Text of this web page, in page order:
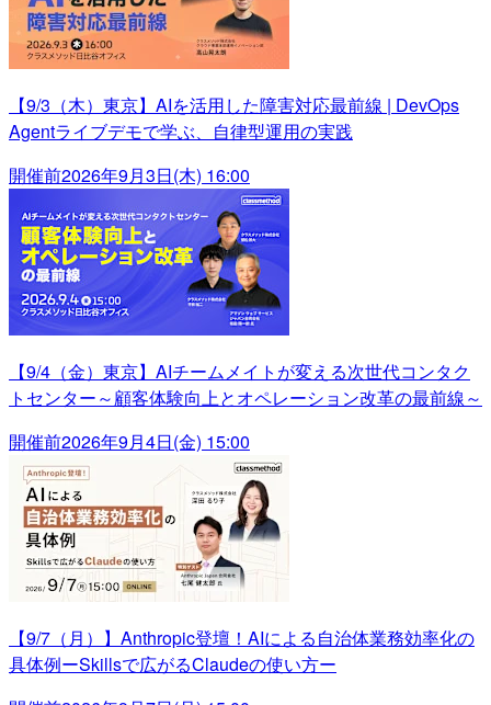
【9/3（木）東京】AIを活用した障害対応最前線 | DevOps
Agentライブデモで学ぶ、自律型運用の実践
開催前2026年9月3日(木) 16:00
【9/4（金）東京】AIチームメイトが変える次世代コンタク
トセンター～顧客体験向上とオペレーション改革の最前線～
開催前2026年9月4日(金) 15:00
【9/7（月）】Anthropic登壇！AIによる自治体業務効率化の
具体例ーSkillsで広がるClaudeの使い方ー